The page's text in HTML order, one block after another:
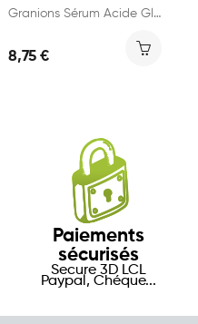
Granions Sérum Acide Glycolique 12% 30ml
8,75 €
Paiements
sécurisés
Secure 3D LCL
Paypal, Chéque...